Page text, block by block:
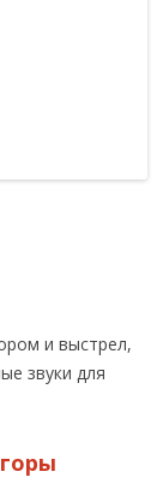
и выстрел,
звуки для